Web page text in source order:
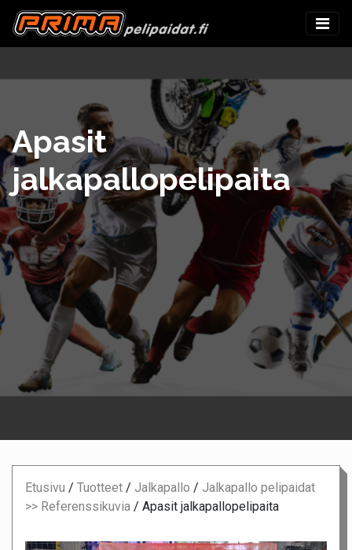
Apasit
jalkapallopelipaita
Etusivu / Tuotteet / Jalkapallo / Jalkapallo pelipaidat
>> Referenssikuvia / Apasit jalkapallopelipaita